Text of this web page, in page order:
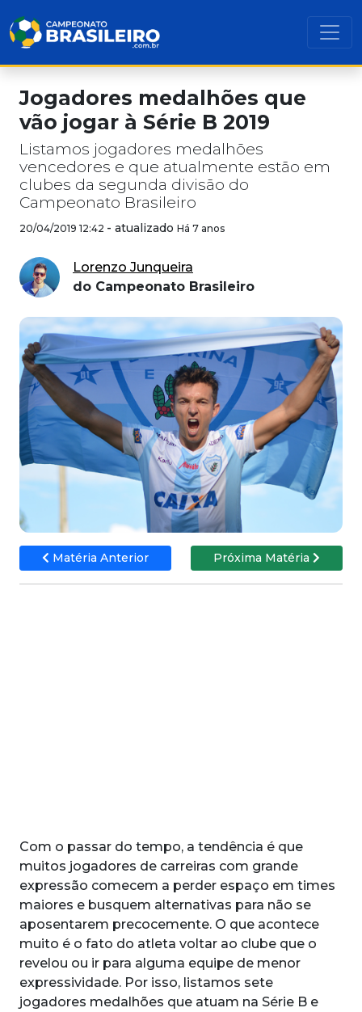
Jogadores medalhões que
vão jogar à Série B 2019
Listamos jogadores medalhões
vencedores e que atualmente estão em
clubes da segunda divisão do
Campeonato Brasileiro
20/04/2019 12:42 - atualizado Há 7 anos
Lorenzo Junqueira
do Campeonato Brasileiro
Matéria Anterior Próxima Matéria
Com o passar do tempo, a tendência é que
muitos jogadores de carreiras com grande
expressão comecem a perder espaço em times
maiores e busquem alternativas para não se
aposentarem precocemente. O que acontece
muito é o fato do atleta voltar ao clube que o
revelou ou ir para alguma equipe de menor
expressividade. Por isso, listamos sete
jogadores medalhões que atuam na Série B e